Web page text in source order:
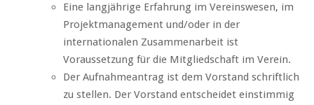
Eine langjährige Erfahrung im Vereinswesen, im
Projektmanagement und/oder in der
internationalen Zusammenarbeit ist
Voraussetzung für die Mitgliedschaft im Verein.
Der Aufnahmeantrag ist dem Vorstand schriftlich
zu stellen. Der Vorstand entscheidet einstimmig